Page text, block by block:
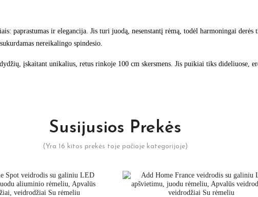
paprastumas ir elegancija. Jis turi juodą, nesenstantį rėmą, todėl harmoningai
nereikalingo spindesio.
įskaitant unikalius, retus rinkoje 100 cm skersmens. Jis puikiai tiks dideliuose,
Susijusios Prekės
(Yra 16 kitos prekės toje pačioje kategorijoje)